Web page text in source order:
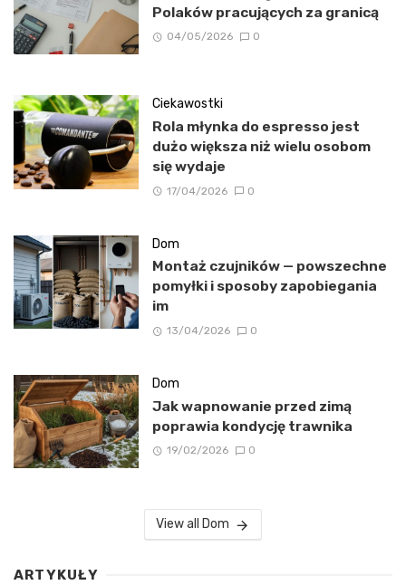
Polaków pracujących za granicą
04/05/2026 0
Ciekawostki
Rola młynka do espresso jest
dużo większa niż wielu osobom
się wydaje
17/04/2026 0
Dom
Montaż czujników — powszechne
pomyłki i sposoby zapobiegania
im
13/04/2026 0
Dom
Jak wapnowanie przed zimą
poprawia kondycję trawnika
19/02/2026 0
View all Dom
ARTYKUŁY